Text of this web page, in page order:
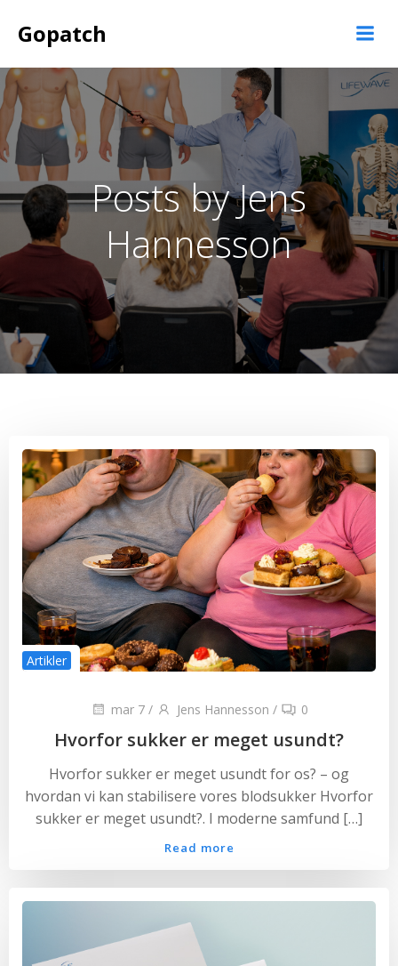
Gopatch
Posts byJens
Hannesson
Artikler
mar 7 / Jens Hannesson / 0
Hvorfor sukker er meget usundt?
Hvorfor sukker er meget usundt for os? – og
hvordan vi kan stabilisere vores blodsukker Hvorfor
sukker er meget usundt?. I moderne samfund […]
Read more